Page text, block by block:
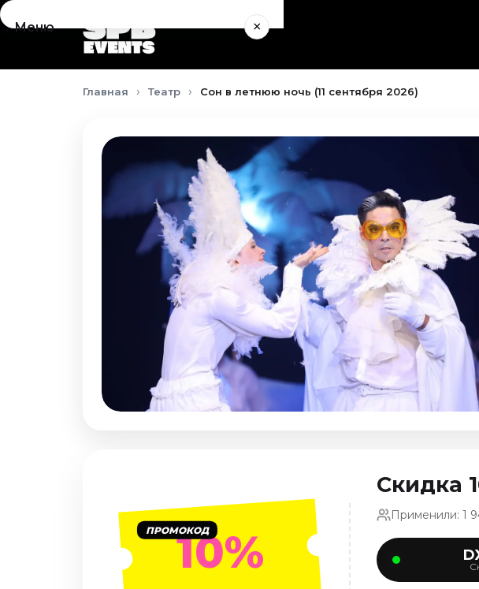
Меню ×
Концерты
Август 2026Главная Театр Сон в летнюю ночь (11 сентября 2026)
ПРОМОКОД10%
Скидка
Применили: 1